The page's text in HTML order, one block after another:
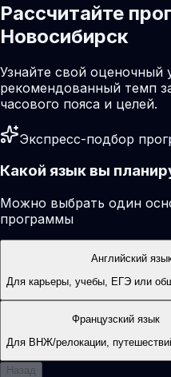
Рассчитайте
Новосибирск
Узнайте свой оценочный
рекомендованный темп
часового пояса и целей.
Экспресс-подбор
Какой язык вы
Можно выбрать один
программы
Английский
Для карьеры, учебы, ЕГЭ или
Французский язык
Для ВНЖ/релокации,
Назад